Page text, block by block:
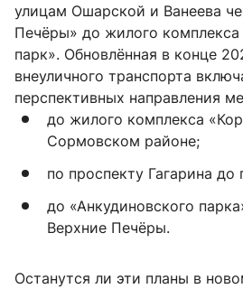
улицам Ошарской и Ванеева
Печёры» до жилого комплекса
парк». Обновлённая в конце
внеуличного транспорта
перспективных направления
до жилого комплекса
Сормовском районе;
по проспекту Гагарина
до «Анкудиновского
Верхние Печёры.
Останутся ли эти планы в